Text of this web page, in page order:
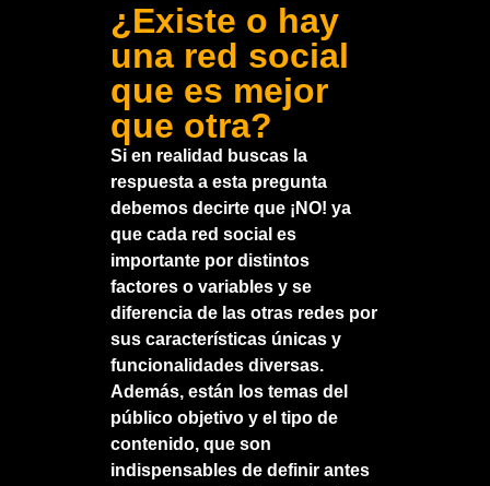
¿Existe o hay
una red social
que es mejor
que otra?
Si en realidad buscas la
respuesta a esta pregunta
debemos decirte que ¡NO! ya
que cada red social es
importante por distintos
factores o variables y se
diferencia de las otras redes por
sus características únicas y
funcionalidades diversas.
Además, están los temas del
público objetivo y el tipo de
contenido, que son
indispensables de definir antes